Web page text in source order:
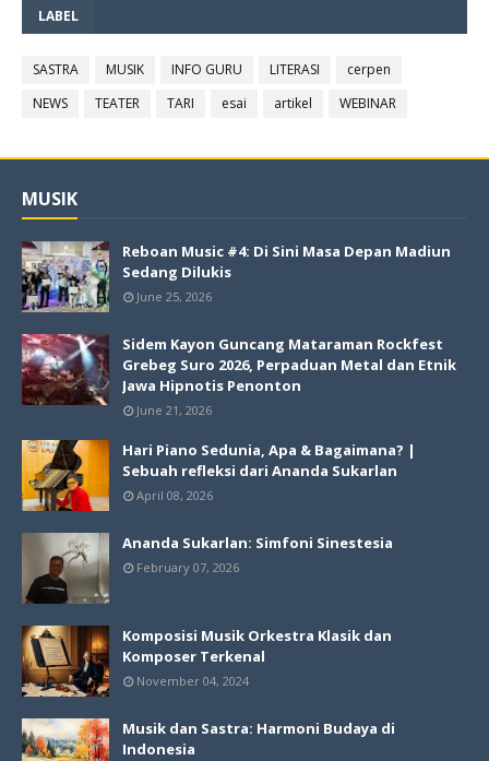
LABEL
SASTRA MUSIK INFO GURU LITERASI
cerpen
NEWS
TEATER TARI esai artikel WEBINAR
MUSIK
Reboan Music #4: Di Sini Masa Depan Madiun
Sedang Dilukis
June 25, 2026
Sidem Kayon Guncang Mataraman Rockfest
Grebeg Suro 2026, Perpaduan Metal dan Etnik
Jawa Hipnotis Penonton
June 21, 2026
Hari Piano Sedunia, Apa & Bagaimana? |
Sebuah refleksi dari Ananda Sukarlan
April 08, 2026
Ananda Sukarlan: Simfoni Sinestesia
February 07, 2026
Komposisi Musik Orkestra Klasik dan
Komposer Terkenal
November 04, 2024
Musik dan Sastra: Harmoni Budaya di
Indonesia